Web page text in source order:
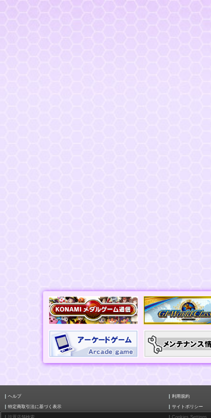
ヘルプ 利用規約
特定商取引法に基づく表示 サイトポリシー